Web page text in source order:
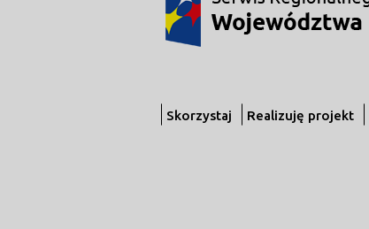
Skorzystaj Realizuję projekt